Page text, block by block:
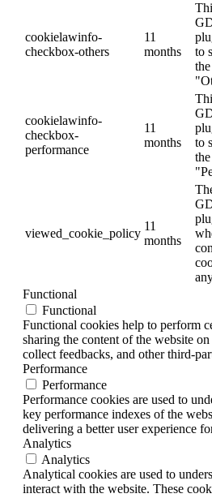
cookielawinfo-
checkbox-others
11
months
to
cookielawinfo-
checkbox-
performance
11
months
to
viewed_cookie_policy
11
months
Functional
Functional
Functional cookies help to perform
sharing the content of the website
collect feedbacks, and other third-
Performance
Performance
Performance cookies are used to
key performance indexes of the
delivering a better user experience
Analytics
Analytics
Analytical cookies are used to
interact with the website. These